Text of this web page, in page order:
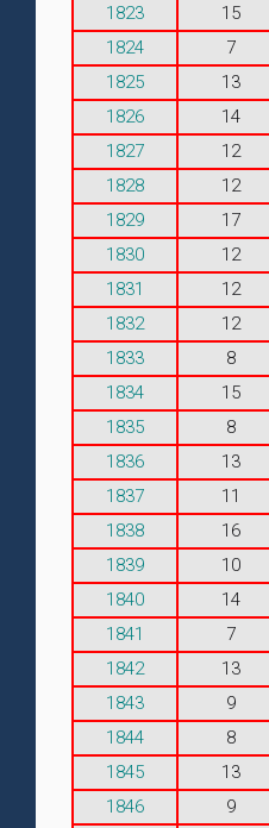
1823
15
1824
7
1825
13
1826
14
1827
12
1828
12
1829
17
1830
12
1831
12
1832
12
1833
8
1834
15
1835
8
1836
13
1837
11
1838
16
1839
10
1840
14
1841
7
1842
13
1843
9
1844
8
1845
13
1846
9